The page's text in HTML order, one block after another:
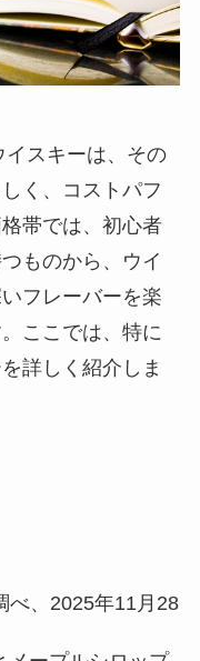
スキーは、その
く、コストパフ
帯では、初心者
ものから、ウイ
フレーバーを楽
ここでは、特に
詳しく紹介しま
べ、2025年11月28